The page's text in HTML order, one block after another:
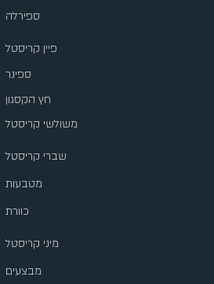
ספירלה
פיין קריסטל
ספינר
חץ הקסגון
משולשי קריסטל
שברי קריסטל
מטבעות
כוורת
מיני קריסטל
מבצעים